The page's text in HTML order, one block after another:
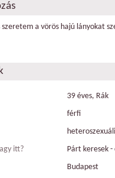
szeretem a vörös hajú lányokat
39 éves, Rák
férfi
itt?
Párt keresek
Budapest